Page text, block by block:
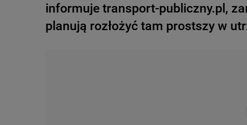
informuje transport-publiczny.pl,
planują rozłożyć tam prostszy w